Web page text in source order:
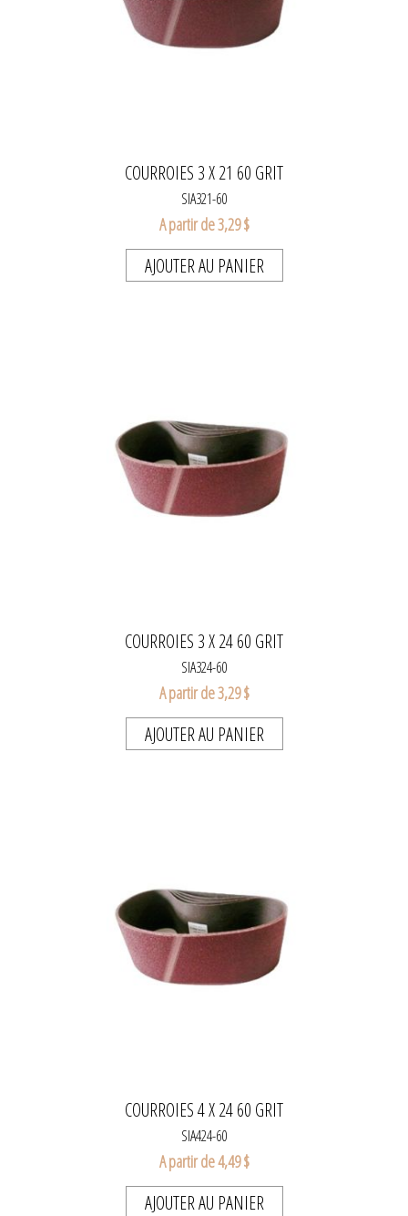
COURROIES 3 X 21 60 GRIT
SIA321-60
A partir de 3,29 $
AJOUTER AU PANIER
COURROIES 3 X 24 60 GRIT
SIA324-60
A partir de 3,29 $
AJOUTER AU PANIER
COURROIES 4 X 24 60 GRIT
SIA424-60
A partir de 4,49 $
AJOUTER AU PANIER